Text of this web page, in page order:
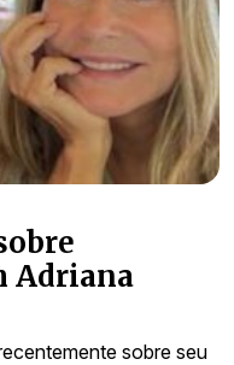
Adriana
sobre seu